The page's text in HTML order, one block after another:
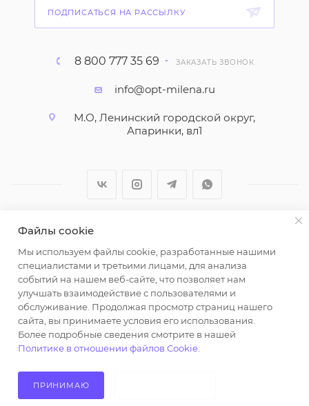
ПОДПИСАТЬСЯ НА РАССЫЛКУ
8 800 777 35 69 ЗАКАЗАТЬ ЗВОНОК
info@opt-milena.ru
М.О, Ленинский городской округ,
Апаринки, вл1
2026 © ООО "Вайт Текстиль групп"
Любая информация на сайте носит справочный
характер и не является публичной офертой
определяемой положениями пункта 2 статьи 437
Гражданского кодекса Российской Федерации.
Использование любых материалов, опубликованных
на https://opt-milena.ru, допустимо только при
наличии письменного разрешения редакции и
активной ссылки на https://opt-milena.ru
Файлы cookie
Мы используем файлы cookie, разработанные нашими
специалистами и третьими лицами, для анализа
событий на нашем веб-сайте, что позволяет нам
улучшать взаимодействие с пользователями и
обслуживание. Продолжая просмотр страниц нашего
сайта, вы принимаете условия его использования.
Более подробные сведения смотрите в нашей
Политике в отношении файлов Cookie
ПРИНИМАЮ